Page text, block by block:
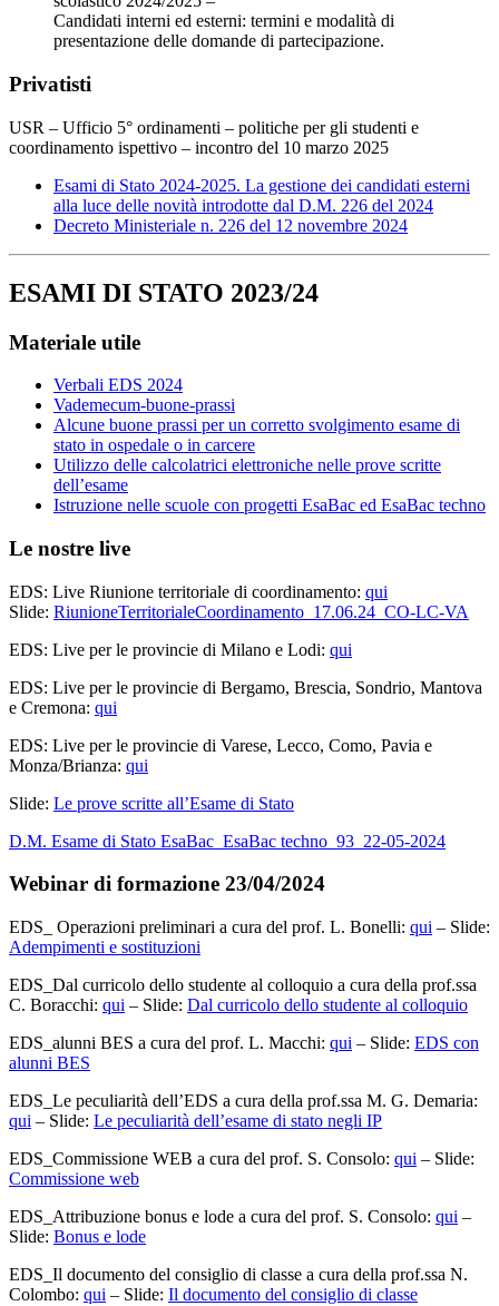
Candidati interni ed esterni: termini e modalità di
presentazione delle domande di partecipazione.
Privatisti
USR – Ufficio 5° ordinamenti – politiche per gli studenti e
coordinamento ispettivo – incontro del 10 marzo 2025
Esami di Stato 2024-2025. La gestione dei candidati esterni
alla luce delle novità introdotte dal D.M. 226 del 2024
Decreto Ministeriale n. 226 del 12 novembre 2024
ESAMI DI STATO 2023/24
Materiale utile
Verbali EDS 2024
Vademecum-buone-prassi
Alcune buone prassi per un corretto svolgimento esame di
stato in ospedale o in carcere
Utilizzo delle calcolatrici elettroniche nelle prove scritte
dell’esame
Istruzione nelle scuole con progetti EsaBac ed EsaBac techno
Le nostre live
EDS: Live Riunione territoriale di coordinamento: qui
Slide: RiunioneTerritorialeCoordinamento_17.06.24_CO-LC-VA
EDS: Live per le provincie di Milano e Lodi: qui
EDS: Live per le provincie di Bergamo, Brescia, Sondrio, Mantova
e Cremona: qui
EDS: Live per le provincie di Varese, Lecco, Como, Pavia e
Monza/Brianza: qui
Slide: Le prove scritte all’Esame di Stato
D.M. Esame di Stato EsaBac_EsaBac techno_93_22-05-2024
Webinar di formazione 23/04/2024
EDS_ Operazioni preliminari a cura del prof. L. Bonelli: qui – Slide:
Adempimenti e sostituzioni
EDS_Dal curricolo dello studente al colloquio a cura della prof.ssa
C. Boracchi: qui – Slide: Dal curricolo dello studente al colloquio
EDS_alunni BES a cura del prof. L. Macchi: qui – Slide: EDS con
alunni BES
EDS_Le peculiarità dell’EDS a cura della prof.ssa M. G. Demaria:
qui – Slide: Le peculiarità dell’esame di stato negli IP
EDS_Commissione WEB a cura del prof. S. Consolo: qui – Slide:
Commissione web
EDS_Attribuzione bonus e lode a cura del prof. S. Consolo: qui –
Slide: Bonus e lode
EDS_Il documento del consiglio di classe a cura della prof.ssa N.
Colombo: qui – Slide: Il documento del consiglio di classe